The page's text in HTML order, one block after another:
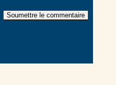
Soumettre le commentaire